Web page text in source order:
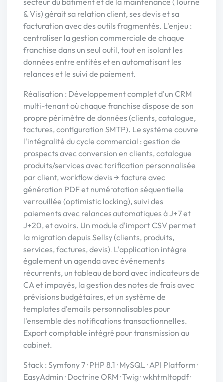
secteur du bâtiment et de la maintenance (Tourne
& Vis) gérait sa relation client, ses devis et sa
facturation avec des outils fragmentés. L'enjeu :
centraliser la gestion commerciale de chaque
franchise dans un seul outil, tout en isolant les
données entre entités et en automatisant les
relances et le suivi de paiement.
Réalisation : Développement complet d'un CRM
multi-tenant où chaque franchise dispose de son
propre périmètre de données (clients, catalogue,
factures, configuration SMTP). Le système couvre
l'intégralité du cycle commercial : gestion de
prospects avec conversion en clients, catalogue
produits/services avec tarification personnalisée
par client, workflow devis → facture avec
génération PDF et numérotation séquentielle
verrouillée (optimistic locking), suivi des
paiements avec relances automatiques à J+7 et
J+20, et avoirs. Un module d'import CSV permet
la migration depuis Sellsy (clients, produits,
services, factures, devis). L'application intègre
également un agenda avec événements
récurrents, un tableau de bord avec indicateurs de
CA et impayés, la gestion des notes de frais avec
prévisions budgétaires, et un système de
templates d'emails personnalisables pour
l'ensemble des notifications transactionnelles.
Export comptable intégré pour transmission au
cabinet.
Stack : Symfony 7 · PHP 8.1 · MySQL · API Platform ·
EasyAdmin · Doctrine ORM · Twig · wkhtmltopdf ·